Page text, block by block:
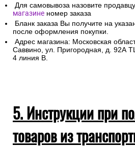
Для самовывоза назовите
магазине номер заказа
Бланк заказа Вы получите на
после оформления покупки.
Адрес магазина: Московская
Саввино, ул. Пригородная, д. 92А
4 линия В.
5. Инструкции при
товаров из